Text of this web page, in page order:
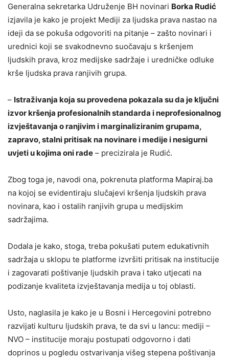
Generalna sekretarka Udruženje BH novinari Borka Rudić
izjavila je kako je projekt Mediji za ljudska prava nastao na
ideji da se pokuša odgovoriti na pitanje – zašto novinari i
urednici koji se svakodnevno suočavaju s kršenjem
ljudskih prava, kroz medijske sadržaje i uredničke odluke
krše ljudska prava ranjivih grupa.
– Istraživanja koja su provedena pokazala su da je ključni
izvor kršenja profesionalnih standarda i neprofesionalnog
izvještavanja o ranjivim i marginaliziranim grupama,
zapravo, stalni pritisak na novinare i medije i nesigurni
uvjeti u kojima oni rade – precizirala je Rudić.
Zbog toga je, navodi ona, pokrenuta platforma Mapiraj.ba
na kojoj se evidentiraju slučajevi kršenja ljudskih prava
novinara, kao i ostalih ranjivih grupa u medijskim
sadržajima.
Dodala je kako, stoga, treba pokušati putem edukativnih
sadržaja u sklopu te platforme izvršiti pritisak na institucije
i zagovarati poštivanje ljudskih prava i tako utjecati na
podizanje kvaliteta izvještavanja medija u toj oblasti.
Usto, naglasila je kako je u Bosni i Hercegovini potrebno
razvijati kulturu ljudskih prava, te da svi u lancu: mediji –
NVO – institucije moraju postupati odgovorno i dati
doprinos u pogledu ostvarivanja višeg stepena poštivanja